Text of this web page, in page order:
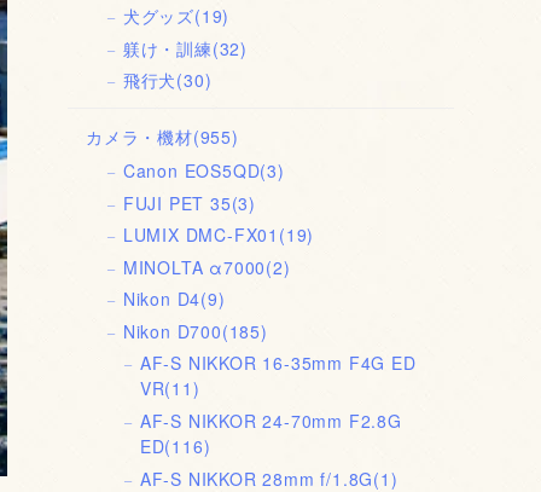
犬グッズ(19)
躾け・訓練(32)
飛行犬(30)
カメラ・機材(955)
Canon EOS5QD(3)
FUJI PET 35(3)
LUMIX DMC-FX01 (19)
MINOLTA α7000(2)
Nikon D4(9)
Nikon D700(185)
AF-S NIKKOR 16-35mm F4G ED
VR(11)
AF-S NIKKOR 24-70mm F2.8G
ED(116)
AF-S NIKKOR 28mm f/1.8G(1)